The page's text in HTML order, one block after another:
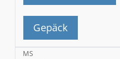
Gepäck
MS